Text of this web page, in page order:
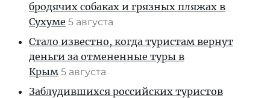
бродячих собаках и грязных пляжах в
Сухуме 5 августа
Стало известно, когда туристам вернут
деньги за отмененные туры в
Крым 5 августа
Заблудившихся российских туристов